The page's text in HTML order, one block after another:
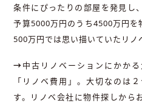
条件にぴったりの部屋を発見し
予算5000万円のうち4500万円を
500万円では思い描いていたリノ
→中古リノベーションにかか
「リノベ費用」。大切なのは
す。リノベ会社に物件探しから